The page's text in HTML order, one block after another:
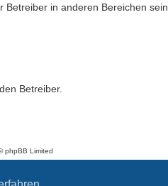
in anderen Bereichen
Betreiber.
phpBB Limited